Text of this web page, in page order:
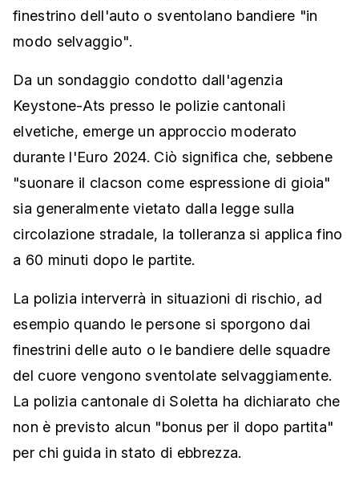
finestrino dell'auto o sventolano bandiere "in
modo selvaggio".
Da un sondaggio condotto dall'agenzia
Keystone-Ats presso le polizie cantonali
elvetiche, emerge un approccio moderato
durante l'Euro 2024. Ciò significa che, sebbene
"suonare il clacson come espressione di gioia"
sia generalmente vietato dalla legge sulla
circolazione stradale, la tolleranza si applica fino
a 60 minuti dopo le partite.
La polizia interverrà in situazioni di rischio, ad
esempio quando le persone si sporgono dai
finestrini delle auto o le bandiere delle squadre
del cuore vengono sventolate selvaggiamente.
La polizia cantonale di Soletta ha dichiarato che
non è previsto alcun "bonus per il dopo partita"
per chi guida in stato di ebbrezza.